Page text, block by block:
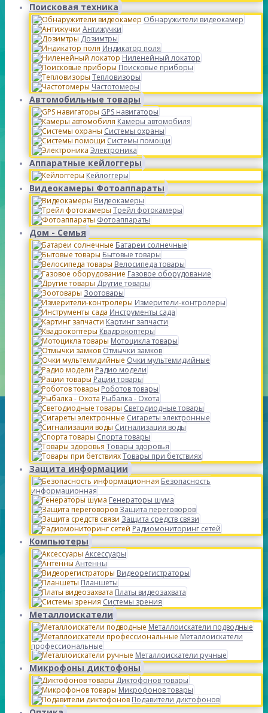
Поисковая техника
Обнаружители видеокамер
Антижучки
Дозимтры
Индикатор поля
Ниленейный локатор
Поисковые приборы
Тепловизоры
Частотомеры
Автомобильные товары
GPS навигаторы
Камеры автомобиля
Системы охраны
Системы помощи
Электроника
Аппаратные кейлоггеры
Кейлоггеры
Видеокамеры Фотоаппараты
Видеокамеры
Трейл фотокамеры
Фотоаппараты
Дом - Семья
Батареи солнечные
Бытовые товары
Велосипеда товары
Газовое оборудование
Другие товары
Зоотовары
Измерители-контролеры
Инструменты сада
Картинг запчасти
Квадрокоптеры
Мотоцикла товары
Отмычки замков
Очки мультемидийные
Радио модели
Рации товары
Роботов товары
Рыбалка - Охота
Светодиодные товары
Сигареты электронные
Сигнализация воды
Спорта товары
Товары здоровья
Товары при бетствиях
Защита информации
Безопасность
информационная
Генераторы шума
Защита переговоров
Защита средств связи
Радиомониторинг сетей
Компьютеры
Аксессуары
Антенны
Видеорегистраторы
Планшеты
Платы видеозахвата
Системы зрения
Металлоискатели
Металлоискатели подводные
Металлоискатели
профессиональные
Металлоискатели ручные
Микрофоны диктофоны
Диктофонов товары
Микрофонов товары
Подавители диктофонов